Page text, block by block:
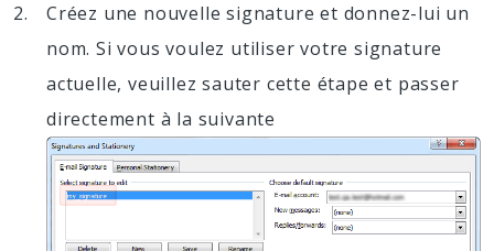
Créez une nouvelle signature et donnez-lui un
nom. Si vous voulez utiliser votre signature
actuelle, veuillez sauter cette étape et passer
directement à la suivante